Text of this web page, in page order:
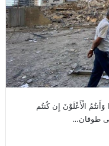
وَأَنتُمُ الْأَعْلَوْنَ إِن كُنتُم